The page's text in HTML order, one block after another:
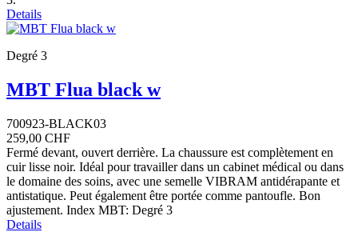
Details
Degré 3
MBT Flua black w
700923-BLACK03
259,00 CHF
Fermé devant, ouvert derrière. La chaussure est complètement en
cuir lisse noir. Idéal pour travailler dans un cabinet médical ou dans
le domaine des soins, avec une semelle VIBRAM antidérapante et
antistatique. Peut également être portée comme pantoufle. Bon
ajustement. Index MBT: Degré 3
Details